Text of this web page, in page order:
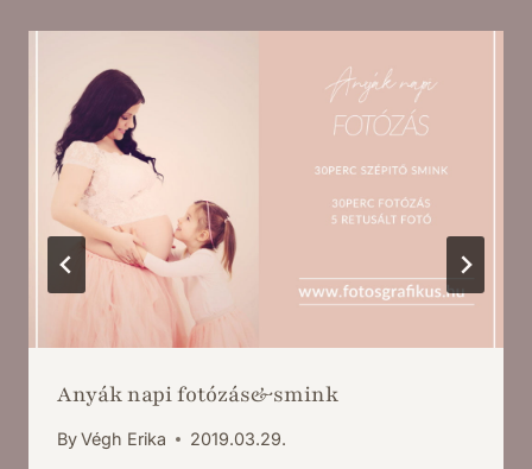
Anyák napi fotózás&smink
ByVégh Erika 2019.03.29.